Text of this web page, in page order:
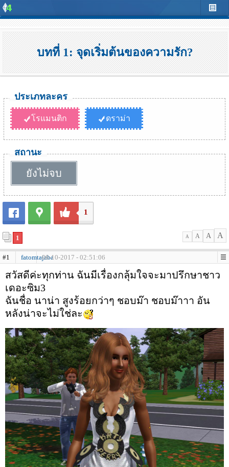
บทที่ 1: จุดเริ่มต้นของความรัก?
ประเภทละคร
โรแมนติก ดราม่า
สถานะ
ยังไม่จบ
1
1 A A A A
#1 fatomtajaba08-10-2017 - 02:51:06
สวัสดีค่ะทุกท่าน ฉันมีเรื่องกลุ้มใจจะมาปรึกษาชาว
เดอะซิม3
ฉันชื่อ นาน่า สูงร้อยกว่าๆ ชอบม๊า ชอบม๊าาา อัน
หลังน่าจะไม่ใช่ละ